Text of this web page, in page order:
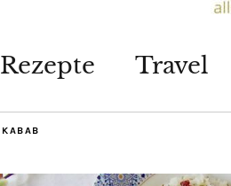
Rezepte Travel
KABAB